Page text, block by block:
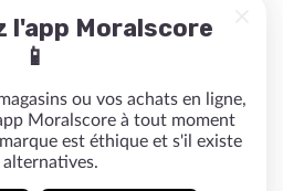
l'app Moralscore
📱
ou vos achats en ligne,
Moralscore à tout moment
est éthique et s'il existe
alternatives.